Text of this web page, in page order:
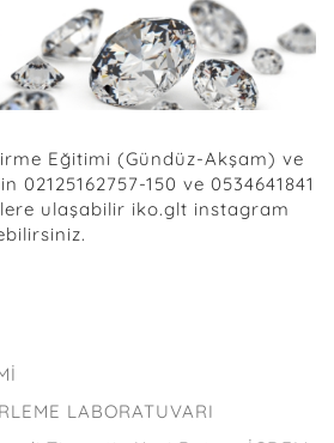
Eğitimi (Gündüz-Akşam) ve
02125162757-150 ve 0534641841
ulaşabilir iko.glt instagram
LABORATUVARI